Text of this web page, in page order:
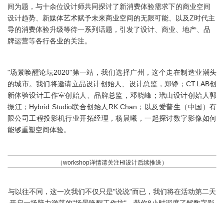
间为题，与十余位设计师共同探讨了新消费体验需求下的商业空间
设计趋势、新媒体艺术赋予未来商业空间的无限可能、以及Z时代主
导的消费体验升级等待一系列话题，引发了设计、商业、地产、品
牌运营等各行各业的关注。
"场景唤醒论坛2020"第一站，我们选择广州，这个走在制造业潮头
的城市。我们将邀请立品设计创始人、设计总监，郑铮；CT.LAB创
新体验设计工作室创始人、品牌总监，邓晓峰；玳山设计创始人郭
振江；Hybrid Studio联合创始人RK Chan；以及爱普生（中国）有
限公司工程投影机行业开拓经理，杨晨曦，一起探讨数字影像如何
能够重塑空间体验。
（workshop详情请关注Hi设计后续推送）
与以往不同，这一次我们不仅只是"说说"而已，我们将在活动第二天